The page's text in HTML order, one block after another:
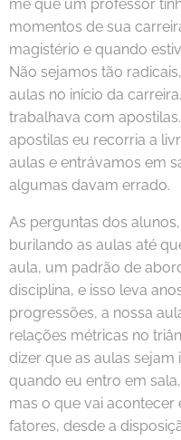
me que um professor
momentos de sua
magistério e quando
Não sejamos tão
aulas no início da
trabalhava com
apostilas eu recorria a
aulas e entrávamos em
algumas davam errado.
As perguntas dos
burilando as aulas até
aula, um padrão de
disciplina, e isso leva
progressões, a nossa
relações métricas no
dizer que as aulas sejam
quando eu entro em
mas o que vai acontecer
fatores, desde a